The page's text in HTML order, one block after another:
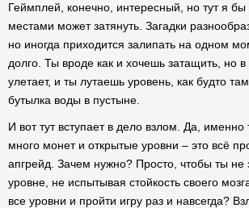
Геймплей, конечно, интересный, но тут я бы
местами может затянуть. Загадки
но иногда приходится залипать на одном
долго. Ты вроде как и хочешь затащить, но в
улетает, и ты лутаешь уровень, как будто
бутылка воды в пустыне.
И вот тут вступает в дело взлом. Да,
много монет и открытые уровни – это всё
апгрейд. Зачем нужно? Просто, чтобы ты не
уровне, не испытывая стойкость своего
все уровни и пройти игру раз и навсегда?